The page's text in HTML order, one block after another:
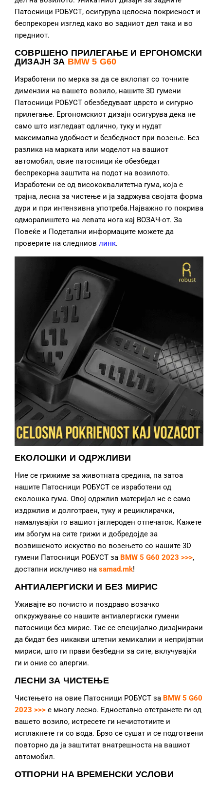
Патосници РОБУСТ, осигурува целосна покриеност и
беспрекорен изглед како во задниот дел така и во
предниот.
СОВРШЕНО ПРИЛЕГАЊЕ И ЕРГОНОМСКИ
ДИЗАЈН ЗА BMW 5 G60
Изработени по мерка за да се вклопат со точните
димензии на вашето возило, нашите 3D гумени
Патосници РОБУСТ обезбедуваат цврсто и сигурно
прилегање. Ергономскиот дизајн осигурува дека не
само што изгледаат одлично, туку и нудат
максимална удобност и безбедност при возење. Без
разлика на марката или моделот на вашиот
автомобил, овие патосници ќе обезбедат
беспрекорна заштита на подот на возилото.
Изработени се од висококвалитетна гума, која е
трајна, лесна за чистење и ја задржува својата форма
дури и при интензивна употреба.Најважно го покрива
одморалиштето на левата нога кај ВОЗАЧ-от. За
Повеќе и Подетални информаците можете да
проверите на следниов линк.
ЕКОЛОШКИ И ОДРЖЛИВИ
Ние се грижиме за животната средина, па затоа
нашите Патосници РОБУСТ се изработени од
еколошка гума. Овој одржлив материјал не е само
издржлив и долготраен, туку и рециклирачки,
намалувајќи го вашиот јаглероден отпечаток. Кажете
им збогум на сите грижи и добредојде за
возвишеното искуство во возењето со нашите 3D
гумени Патосници РОБУСТ за BMW 5 G60 2023 >>>,
достапни исклучиво на samad.mk!
АНТИАЛЕРГИСКИ И БЕЗ МИРИС
Уживајте во почисто и поздраво возачко
опкружување со нашите антиалергиски гумени
патосници без мирис. Тие се специјално дизајнирани
да бидат без никакви штетни хемикалии и непријатни
мириси, што ги прави безбедни за сите, вклучувајќи
ги и оние со алергии.
ЛЕСНИ ЗА ЧИСТЕЊЕ
Чистењето на овие Патосници РОБУСТ за BMW 5 G60
2023 >>> е многу лесно. Едноставно отстранете ги од
вашето возило, истресете ги нечистотиите и
исплакнете ги со вода. Брзо се сушат и се подготвени
повторно да ја заштитат внатрешноста на вашиот
автомобил.
ОТПОРНИ НА ВРЕМЕНСКИ УСЛОВИ